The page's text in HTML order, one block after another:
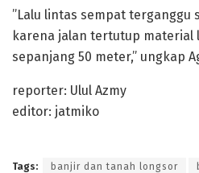
”Lalu lintas sempat terganggu
karena jalan tertutup material
sepanjang 50 meter,” ungkap
reporter: Ulul Azmy
editor: jatmiko
Tags: banjir dan tanah longsor